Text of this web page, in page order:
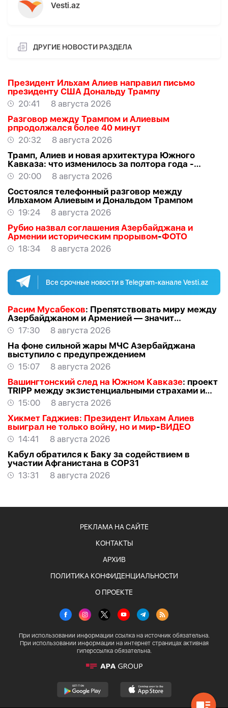
Vesti.az
ДРУГИЕ НОВОСТИ РАЗДЕЛА
Президент Ильхам Алиев направил письмо
президенту США Дональду Трампу
20:41
8 августа 2026
Разговор между Трампом и Алиевым
рпродолжался более 40 минут
20:32
8 августа 2026
Трамп, Алиев и новая архитектура Южного
Кавказа: что изменилось за полтора года -
ВЗГЛЯД
20:00
8 августа 2026
Состоялся телефонный разговор между
Ильхамом Алиевым и Дональдом Трампом
19:24
8 августа 2026
Рубио назвал соглашения Азербайджана и
Армении историческим прорывом-ФОТО
18:34
8 августа 2026
Все срочные новости в Telegram-канале Vesti.az
Расим Мусабеков: Препятствовать миру между
Азербайджаном и Арменией — значит
создавать проблемы самим себе -
17:30
8 августа 2026
На фоне сильной жары МЧС Азербайджана
выступило с предупреждением
15:07
8 августа 2026
Вашингтонский след на Южном Кавказе: проект
TRIPР между экзистенциальными страхами и
прагматичными интересами -
АЛЛАХВЕРАНОВ
15:00
8 августа 2026
Хикмет Гаджиев: Президент Ильхам Алиев
выиграл не только войну, но и мир-ВИДЕО
14:41
8 августа 2026
Кабул обратился к Баку за содействием в
участии Афганистана в COP31
13:31
8 августа 2026
РЕКЛАМА НА САЙТЕ
КОНТАКТЫ
АРХИВ
ПОЛИТИКА КОНФИДЕНЦИАЛЬНОСТИ
О ПРОЕКТЕ
При использовании информации ссылка на источник обязательна.
При использовании информации на интернет страницах активная
гиперссылка обязательна.